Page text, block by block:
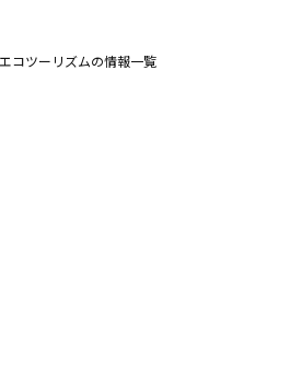
コツーリズムの情報一覧